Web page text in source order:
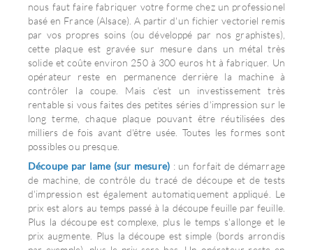
nous faut faire fabriquer votre forme chez un professionel
basé en France (Alsace). A partir d'un fichier vectoriel remis
par vos propres soins (ou développé par nos graphistes),
cette plaque est gravée sur mesure dans un métal très
solide et coûte environ 250 à 300 euros ht à fabriquer. Un
opérateur reste en permanence derrière la machine à
contrôler la coupe. Mais c'est un investissement très
rentable si vous faites des petites séries d'impression sur le
long terme, chaque plaque pouvant être réutilisées des
milliers de fois avant d'être usée. Toutes les formes sont
possibles ou presque.
Découpe par lame (sur mesure): un forfait de démarrage
de machine, de contrôle du tracé de découpe et de tests
d'impression est également automatiquement appliqué. Le
prix est alors au temps passé à la découpe feuille par feuille.
Plus la découpe est complexe, plus le temps s'allonge et le
prix augmente. Plus la découpe est simple (bords arrondis